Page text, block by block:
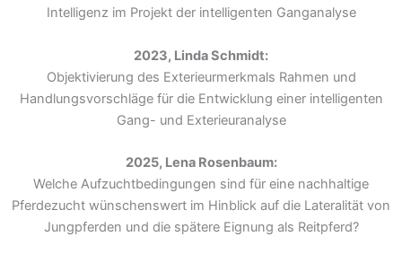
Intelligenz im Projekt der intelligenten Ganganalyse
2023, Linda Schmidt:
Objektivierung des Exterieurmerkmals Rahmen und
Handlungsvorschläge für die Entwicklung einer intelligenten
Gang- und Exterieuranalyse
2025, Lena Rosenbaum:
Welche Aufzuchtbedingungen sind für eine nachhaltige
Pferdezucht wünschenswert im Hinblick auf die Lateralität von
Jungpferden und die spätere Eignung als Reitpferd?